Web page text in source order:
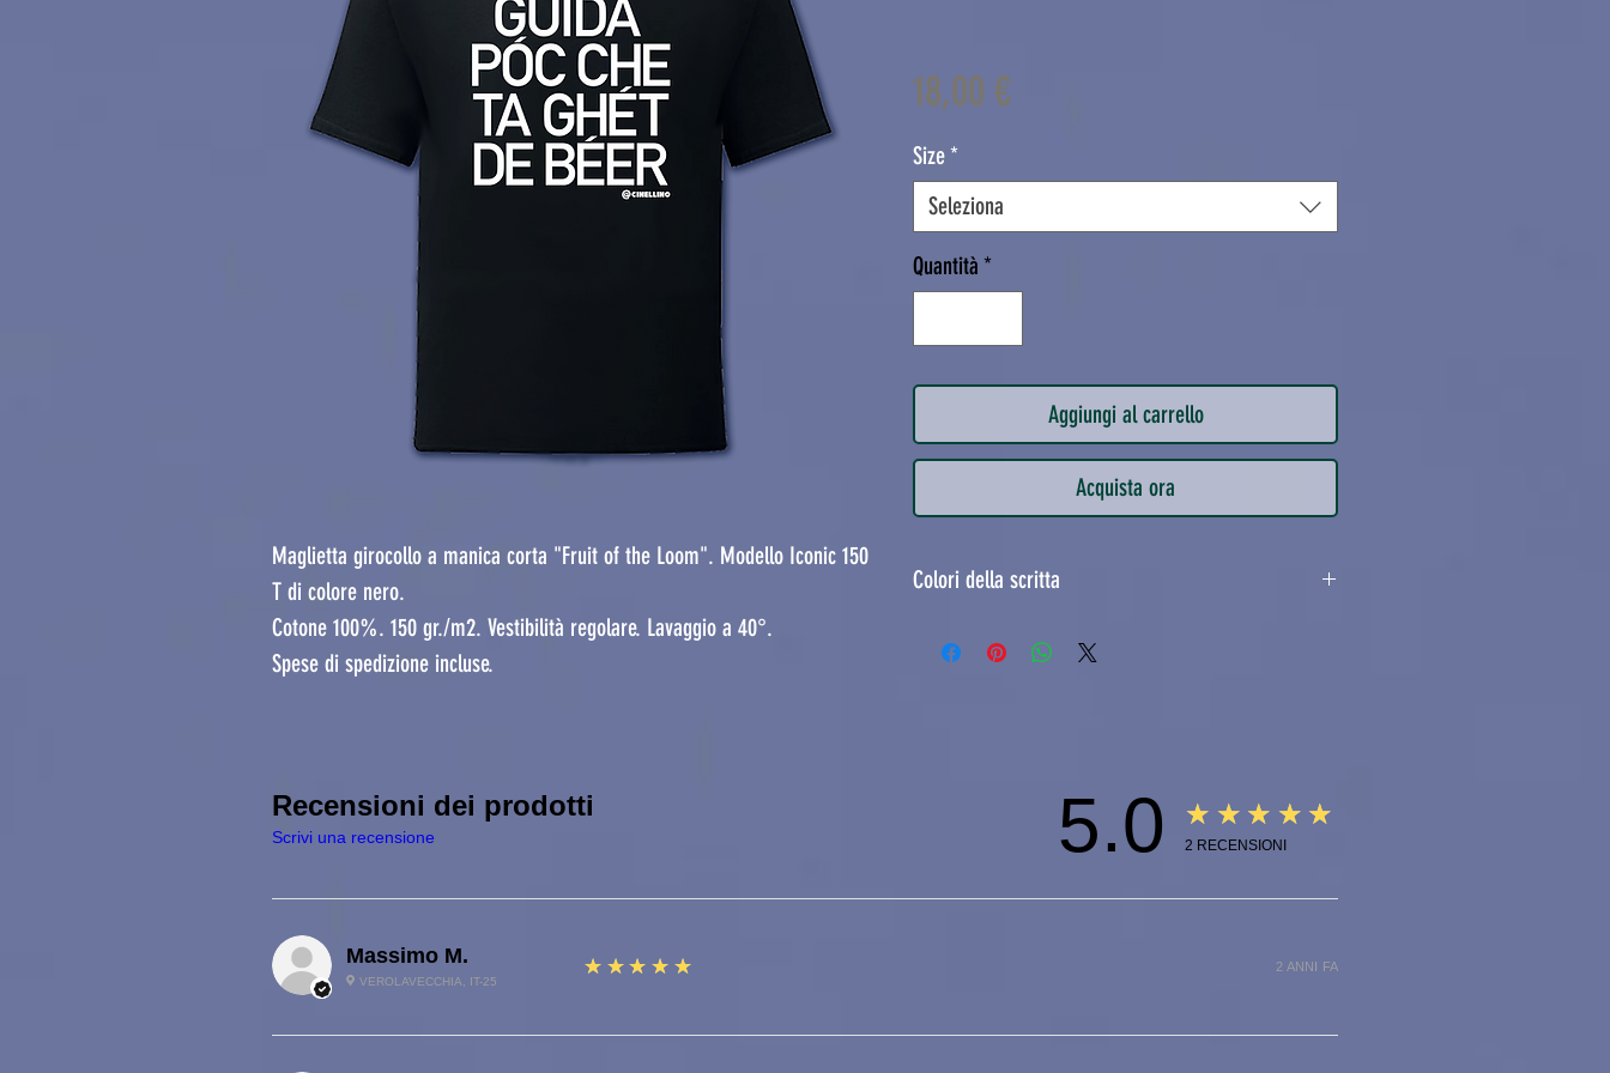
Maglietta girocollo a manica corta "Fruit of the Loom". Modello Iconic 150
T di colore nero.
Cotone 100%. 150 gr./m2. Vestibilità regolare. Lavaggio a 40°.
Spese di spedizione incluse.
18,00 €Prezzo
Size *
Seleziona
Quantità *
Aggiungi al carrello
Acquista ora
Colori della scritta
arancio.
Recensioni dei prodotti
Scrivi una recensione 5.0 ★★★★★
2 RECENSIONI
Massimo M.
VEROLAVECCHIA, IT-25
5
★★★★★ 2 ANNI FA